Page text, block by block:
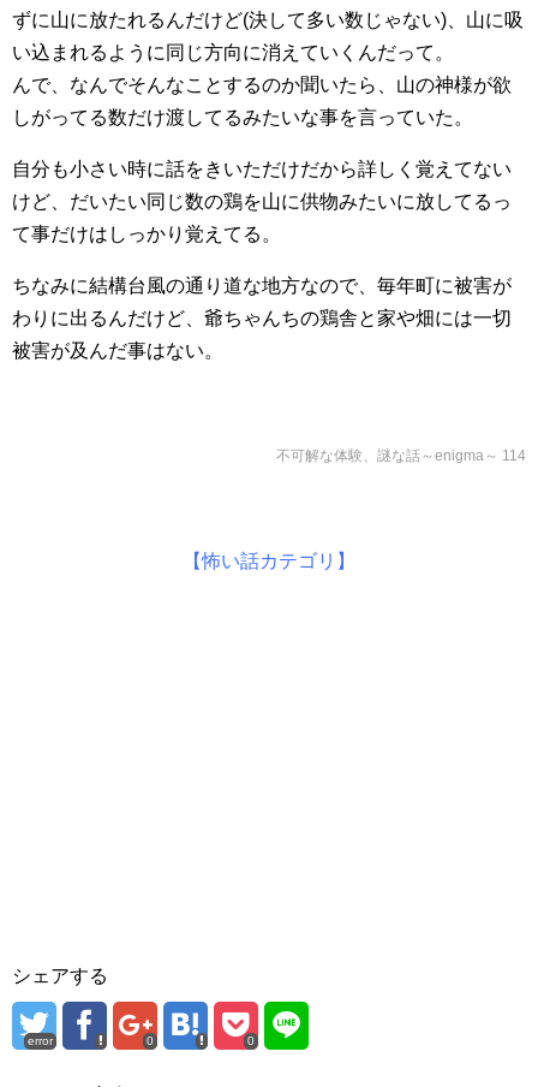
ずに山に放たれるんだけど(決して多い数じゃない)、山に吸
い込まれるように同じ方向に消えていくんだって。
んで、なんでそんなことするのか聞いたら、山の神様が欲
しがってる数だけ渡してるみたいな事を言っていた。
自分も小さい時に話をきいただけだから詳しく覚えてない
けど、だいたい同じ数の鶏を山に供物みたいに放してるっ
て事だけはしっかり覚えてる。
ちなみに結構台風の通り道な地方なので、毎年町に被害が
わりに出るんだけど、爺ちゃんちの鶏舎と家や畑には一切
被害が及んだ事はない。
不可解な体験、謎な話～enigma～ 114
【怖い話カテゴリ】
シェアする
error 0 0